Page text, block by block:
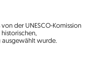
der UNESCO-Komission
ausgewählt wurde.